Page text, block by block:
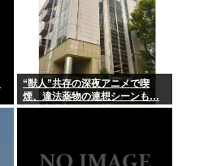
に加え日銀早期利上げ想定
“獣人”共存の深夜アニメで喫
煙、違法薬物の連想シーンも…
視聴者批判でBPO議論